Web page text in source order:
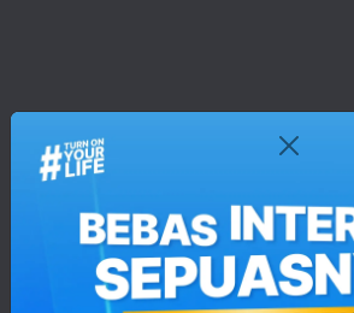
Lengkapi
Internet + TV
Pengalaman